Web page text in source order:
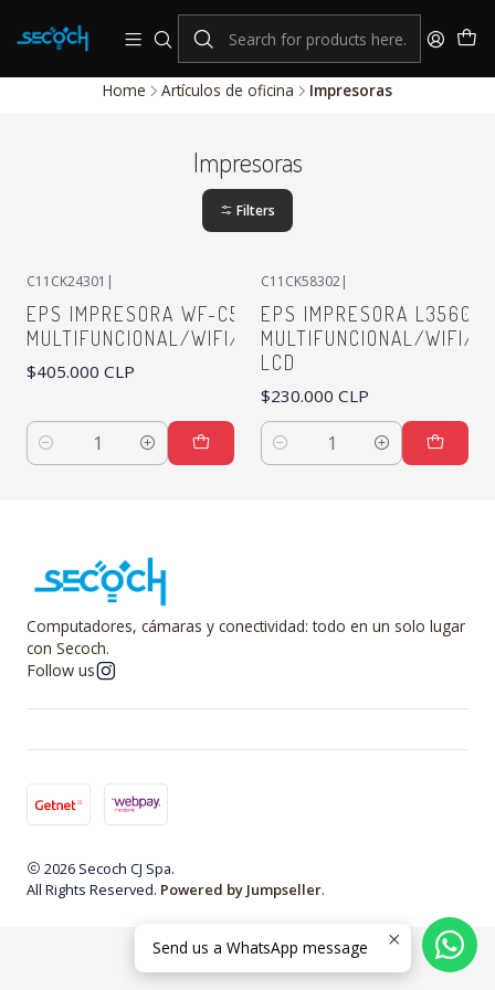
consulta por nuestros productos Hikvision
Sistema de alarmas y Control de Accesos
Home Artículos de oficina Impresoras
Impresoras
Filters
C11CK24301 |
EPS IMPRESORA WF-C5810
MULTIFUNCIONAL/WIFI/ETHERNET/FAX
$405.000 CLP
Quantity
C11CK58302|
EPS IMPRESORA L3560
MULTIFUNCIONAL/WIFI/
LCD
$230.000 CLP
Quantity
Computadores, cámaras y conectividad: todo en un solo lugar
con Secoch.
Follow us
2026 Secoch CJ Spa.
All Rights Reserved. Powered by Jumpseller.
Send us a WhatsApp message